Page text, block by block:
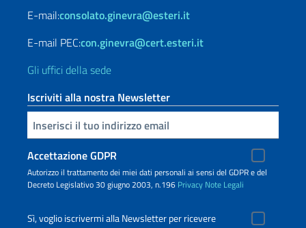
E-mail:consolato.ginevra@esteri.it
E-mail PEC:con.ginevra@cert.esteri.it
Gli uffici della sede
Iscriviti alla nostra Newsletter
Inserisci la tua email
Accettazione GDPR
Autorizzo il trattamento dei miei dati personali ai sensi del GDPR e del
Decreto Legislativo 30 giugno 2003, n.196 Privacy Note Legali
Sì, voglio iscrivermi alla Newsletter per ricevere